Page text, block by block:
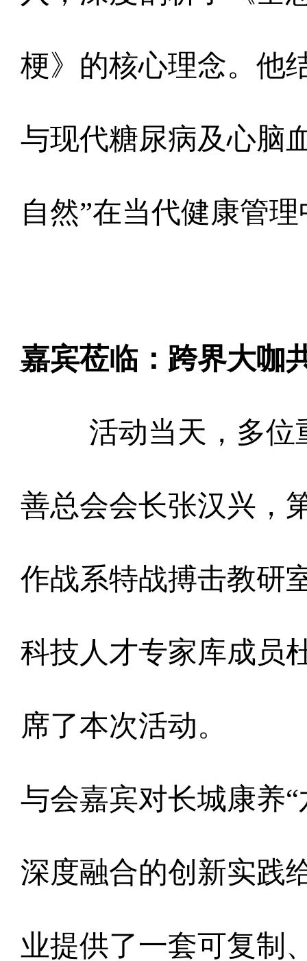
梗》的核心理念。他
与现代糖尿病及心脑
自然”在当代健康管
嘉宾莅临：跨界大咖
活动当天，多位
善总会会长张汉兴，
作战系特战搏击教研
科技人才专家库成员
席了本次活动。
与会嘉宾对长城康养
深度融合的创新实践
业提供了一套可复制